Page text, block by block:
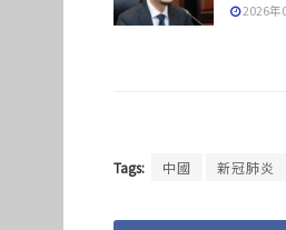
2026年
Tags: 中國 新冠肺炎